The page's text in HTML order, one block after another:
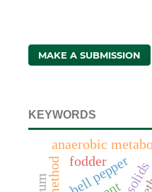
MAKE A SUBMISSION
KEYWORDS
anaerobic
bell pepper
fodder